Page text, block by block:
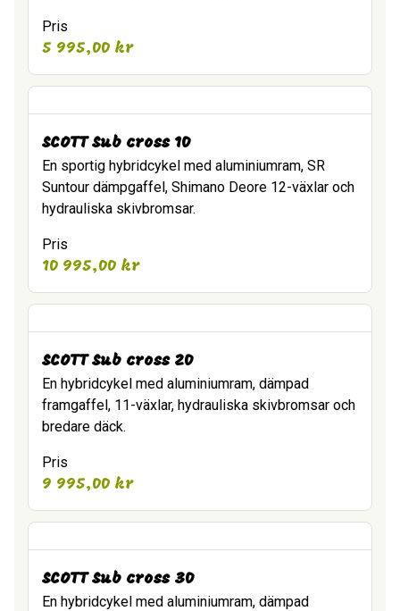
Pris
5 995,00 kr
SCOTT Sub cross 10
En sportig hybridcykel med aluminiumram, SR
Suntour dämpgaffel, Shimano Deore 12-växlar och
hydrauliska skivbromsar.
Pris
10 995,00 kr
SCOTT Sub cross 20
En hybridcykel med aluminiumram, dämpad
framgaffel, 11-växlar, hydrauliska skivbromsar och
bredare däck.
Pris
9 995,00 kr
SCOTT Sub cross 30
En hybridcykel med aluminiumram, dämpad